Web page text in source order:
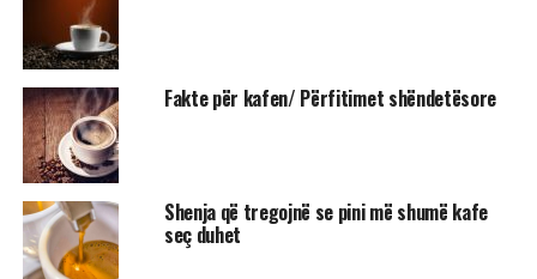
Fakte për kafen/ Përfitimet shëndetësore
Shenja që tregojnë se pini më shumë kafe
seç duhet